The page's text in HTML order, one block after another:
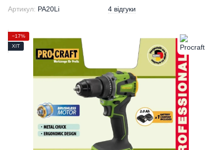
Артикул: PA20Li 4 відгуки
−17%
ХІТ